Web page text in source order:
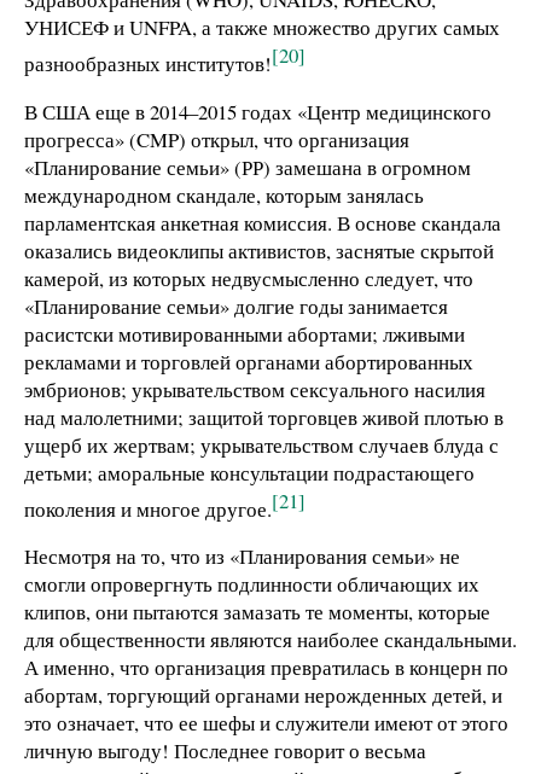
УНИСЕФ и UNFPA, а также множество других самых
разнообразных институтов![20]
В США еще в 2014–2015 годах «Центр медицинского
прогресса» (CMP) открыл, что организация
«Планирование семьи» (РР) замешана в огромном
международном скандале, которым занялась
парламентская анкетная комиссия. В основе скандала
оказались видеоклипы активистов, заснятые скрытой
камерой, из которых недвусмысленно следует, что
«Планирование семьи» долгие годы занимается
расистски мотивированными абортами; лживыми
рекламами и торговлей органами абортированных
эмбрионов; укрывательством сексуального насилия
над малолетними; защитой торговцев живой плотью в
ущерб их жертвам; укрывательством случаев блуда с
детьми; аморальные консультации подрастающего
поколения и многое другое.[21]
Несмотря на то, что из «Планирования семьи» не
смогли опровергнуть подлинности обличающих их
клипов, они пытаются замазать те моменты, которые
для общественности являются наиболее скандальными.
А именно, что организация превратилась в концерн по
абортам, торгующий органами нерожденных детей, и
это означает, что ее шефы и служители имеют от этого
личную выгоду! Последнее говорит о весьма